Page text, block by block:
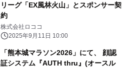
リーグ「EX風林火山」とスポンサー契
約
株式会社ロココ
2025年9月11日 10:00
「熊本城マラソン2026」にて、 顔認
証システム『AUTH thru』(オースル